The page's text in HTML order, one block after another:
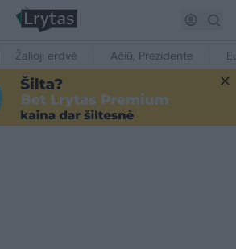
Žalioji erdvė Ačiū, Prezidente